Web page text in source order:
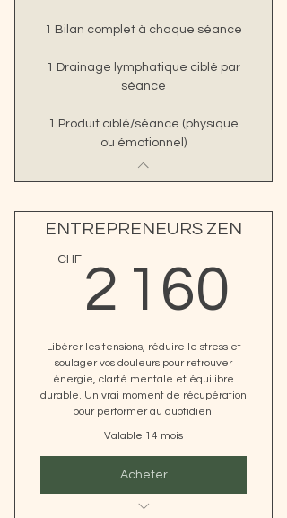
1 Bilan complet à chaque séance
1 Drainage lymphatique ciblé par
séance
1 Produit ciblé/séance (physique
ou émotionnel)
ENTREPRENEURS ZEN
CHF 2 160
Libérer les tensions, réduire le stress et
soulager vos douleurs pour retrouver
énergie, clarté mentale et équilibre
durable. Un vrai moment de récupération
pour performer au quotidien.
Valable 14 mois
Acheter
FORFAITS ENTREPRENEURS &